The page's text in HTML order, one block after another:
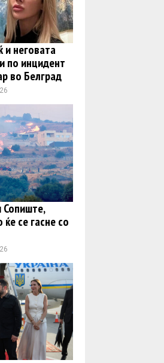
и неговата
по инцидент
во Белград
Сопиште,
се гасне со